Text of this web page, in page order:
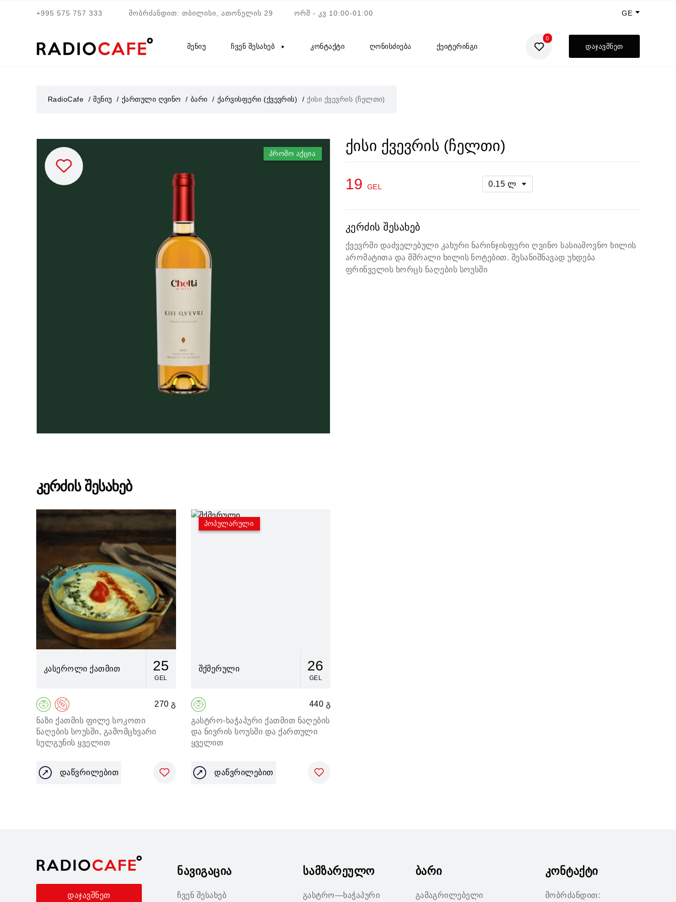
+995 575 757 333 მობრძანდით: თბილისი, ათონელის 29 ორშ - კვ 10:00-01:00 GE
UA
მენიუ ჩვენ შესახებ კონტაქტი ღონისძიება ქეიტერინგი
0
დაჯავშნეთ
RadioCafe მენიუ ქართული ღვინო ბარი ქარვისფერი (ქვევრის) ქისი ქვევრის (ჩელთი)
პრომო აქცია ქისი ქვევრის (ჩელთი)
19 GEL 0.15 ლ
კერძის შესახებ
ქვევრში დაძველებული კახური ნარინჯისფერი ღვინო სასიამოვნო ხილის
არომატითა და მშრალი ხილის ნოტებით. შესანიშნავად უხდება
ფრინველის ხორცს ნაღების სოუსში
კერძის შესახებ
კასეროლი ქათმით 25
GEL
270 გ
ნაზი ქათმის ფილე სოკოთი
ნაღების სოუსში, გამომცხვარი
სულგუნის ყველით
დაწვრილებით
პოპულარული
შქმერული 26
GEL
440 გ
გასტრო-ხაჭაპური ქათმით ნაღების
და ნივრის სოუსში და ქართული
ყველით
დაწვრილებით
დაჯავშნეთ
ნავიგაცია
ჩვენ შესახებ
სამზარეულო
გასტრო—ხაჭაპური
ბარი
გამაგრილებელი
კონტაქტი
მობრძანდით: